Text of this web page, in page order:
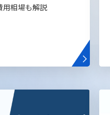
用相場も解説